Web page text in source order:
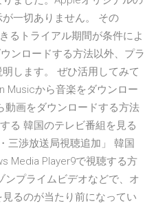
一切ありません。 その
るトライアル期間が条件によ
ンロードする方法以外、プラ
します。 ぜひ活用してみて
Musicから音楽をダウンロー
動画をダウンロードする方法
る 韓国のテレビ番組を見る
三渉放送局視聴追加」 韓国
Media Player9で視聴する方
ンプライムビデオなどで、オ
るのが当たり前になってい